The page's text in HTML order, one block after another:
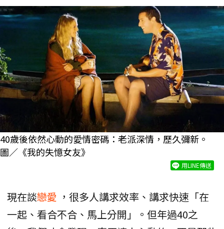
40歲後依然心動的愛情密碼：老派深情，歷久彌新。
圖／《我的失憶女友》​
用LINE傳送
現在談戀愛 ，很多人講求效率、講求快速「在
一起、看合不合、馬上分開」。但年過40之